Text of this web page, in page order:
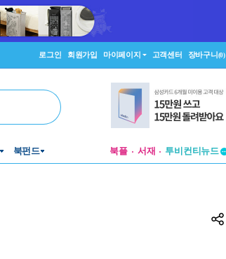
로그인 회원가입 마이페이지 고객센터 장바구니(0)
북펀드 북플 서재
창작플랫폼